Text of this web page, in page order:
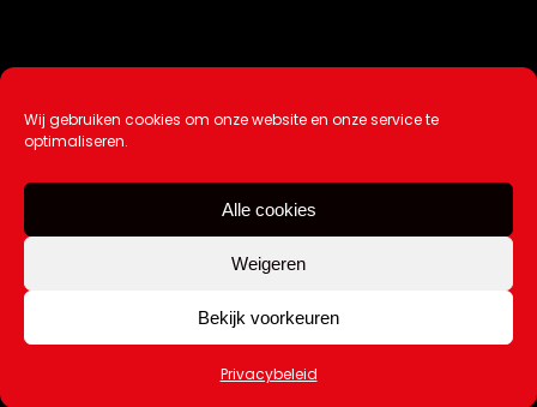
Wij gebruiken cookies om onze website en onze service te
optimaliseren.
Alle cookies
Weigeren
Bekijk voorkeuren
Privacybeleid
Ontwikkeling / Hosting doorAtSea
Over Ons |Tip de redactie
Contact
Copyright Kattuk.nl 2003-2026